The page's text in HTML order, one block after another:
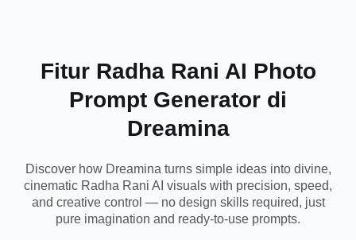
Fitur Radha Rani AI Photo
Prompt Generator di
Dreamina
Discover how Dreamina turns simple ideas into divine,
cinematic Radha Rani AI visuals with precision, speed,
and creative control — no design skills required, just
pure imagination and ready-to-use prompts.